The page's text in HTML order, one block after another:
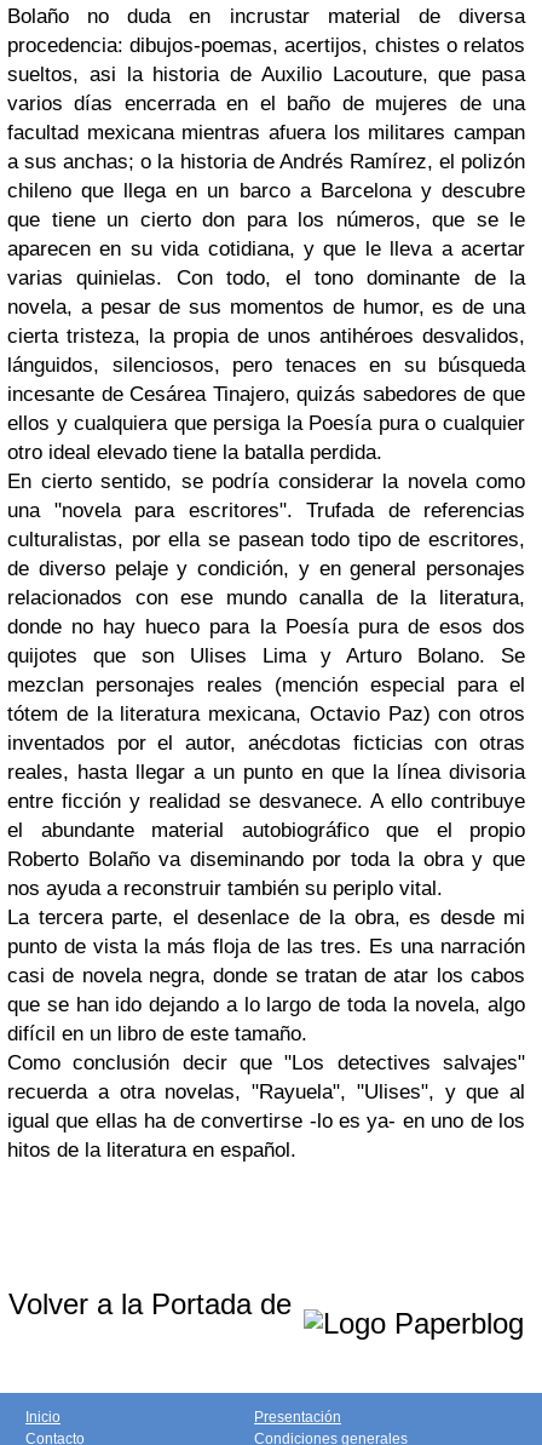
Bolaño no duda en incrustar material de diversa
procedencia: dibujos-poemas, acertijos, chistes o relatos
sueltos, asi la historia de Auxilio Lacouture, que pasa
varios días encerrada en el baño de mujeres de una
facultad mexicana mientras afuera los militares campan
a sus anchas; o la historia de Andrés Ramírez, el polizón
chileno que llega en un barco a Barcelona y descubre
que tiene un cierto don para los números, que se le
aparecen en su vida cotidiana, y que le lleva a acertar
varias quinielas. Con todo, el tono dominante de la
novela, a pesar de sus momentos de humor, es de una
cierta tristeza, la propia de unos antihéroes desvalidos,
lánguidos, silenciosos, pero tenaces en su búsqueda
incesante de Cesárea Tinajero, quizás sabedores de que
ellos y cualquiera que persiga la Poesía pura o cualquier
otro ideal elevado tiene la batalla perdida.
En cierto sentido, se podría considerar la novela como
una "novela para escritores". Trufada de referencias
culturalistas, por ella se pasean todo tipo de escritores,
de diverso pelaje y condición, y en general personajes
relacionados con ese mundo canalla de la literatura,
donde no hay hueco para la Poesía pura de esos dos
quijotes que son Ulises Lima y Arturo Bolano. Se
mezclan personajes reales (mención especial para el
tótem de la literatura mexicana, Octavio Paz) con otros
inventados por el autor, anécdotas ficticias con otras
reales, hasta llegar a un punto en que la línea divisoria
entre ficción y realidad se desvanece. A ello contribuye
el abundante material autobiográfico que el propio
Roberto Bolaño va diseminando por toda la obra y que
nos ayuda a reconstruir también su periplo vital.
La tercera parte, el desenlace de la obra, es desde mi
punto de vista la más floja de las tres. Es una narración
casi de novela negra, donde se tratan de atar los cabos
que se han ido dejando a lo largo de toda la novela, algo
difícil en un libro de este tamaño.
Como conclusión decir que "Los detectives salvajes"
recuerda a otra novelas, "Rayuela", "Ulises", y que al
igual que ellas ha de convertirse -lo es ya- en uno de los
hitos de la literatura en español.
Volver a la Portada de
Inicio
Contacto
Presentación
Condiciones generales